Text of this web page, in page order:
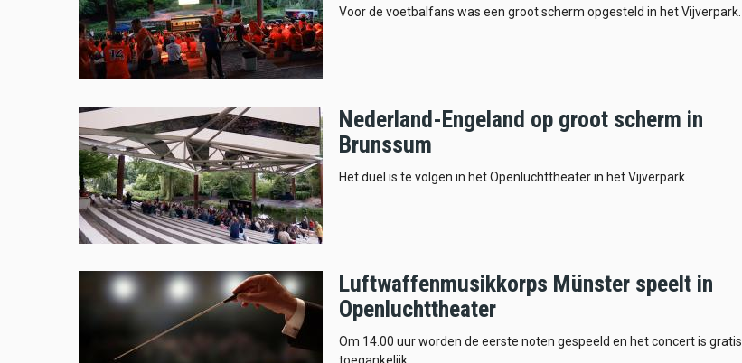
Voor de voetbalfans was een groot scherm opgesteld in het Vijverpark.
Nederland-Engeland op groot scherm in
Brunssum
Het duel is te volgen in het Openluchttheater in het Vijverpark.
Luftwaffenmusikkorps Münster speelt in
Openluchttheater
Om 14.00 uur worden de eerste noten gespeeld en het concert is gratis